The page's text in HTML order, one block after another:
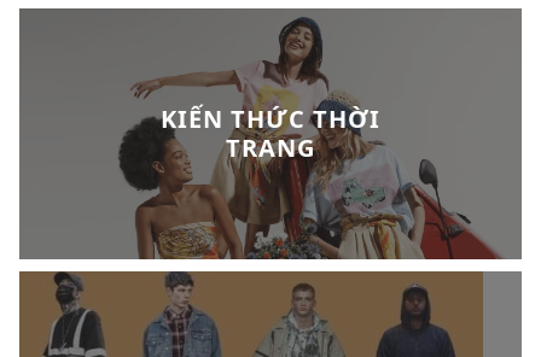
KIẾN THỨC THỜI
TRANG